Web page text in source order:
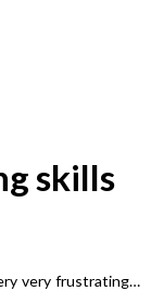
skills
very frustrating…